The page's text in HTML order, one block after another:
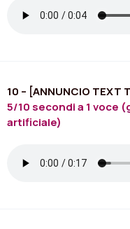
10 – [ANNUNCIO TEXT
5/10 secondi a 1 voce
artificiale)